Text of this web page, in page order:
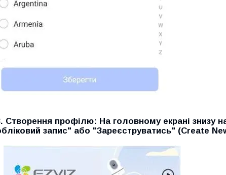
Створення профілю: На головному екрані знизу
запис" або "Зареєструватись" (Create